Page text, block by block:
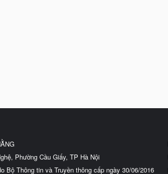
Phường Cầu Giấy, TP Hà Nội
Bộ Thông tin và Truyền thông cấp ngày 30/06/2016